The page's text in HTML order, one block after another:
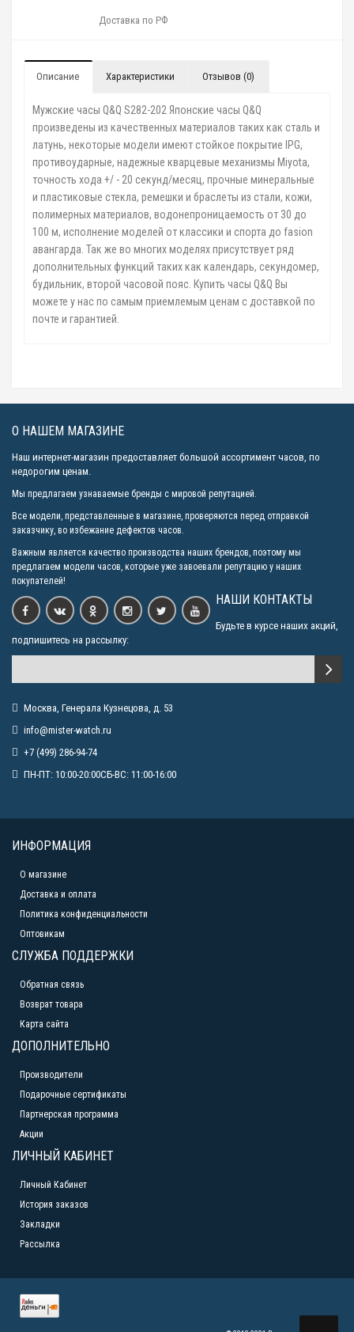
Доставка по РФ
Описание Характеристики Отзывов (0)
Мужские часы Q&Q S282-202 Японские часы Q&Q
произведены из качественных материалов таких как сталь и
латунь, некоторые модели имеют стойкое покрытие IPG,
противоударные, надежные кварцевые механизмы Miyota,
точность хода +/ - 20 секунд/месяц, прочные минеральные
и пластиковые стекла, ремешки и браслеты из стали, кожи,
полимерных материалов, водонепроницаемость от 30 до
100 м, исполнение моделей от классики и спорта до fasion
авангарда. Так же во многих моделях присутствует ряд
дополнительных функций таких как календарь, секундомер,
будильник, второй часовой пояс. Купить часы Q&Q Вы
можете у нас по самым приемлемым ценам с доставкой по
почте и гарантией.
О НАШЕМ МАГАЗИНЕ
Наш интернет-магазин предоставляет большой ассортимент часов, по
недорогим ценам.
Мы предлагаем узнаваемые бренды с мировой репутацией.
Все модели, представленные в магазине, проверяются перед отправкой
заказчику, во избежание дефектов часов.
Важным является качество производства наших брендов, поэтому мы
предлагаем модели часов, которые уже завоевали репутацию у наших
покупателей!
НАШИ КОНТАКТЫ
Будьте в курсе наших акций,
подпишитесь на рассылку:
Москва, Генерала Кузнецова, д. 53
info@mister-watch.ru
+7 (499) 286-94-74
ПН-ПТ: 10:00-20:00СБ-ВС: 11:00-16:00
ИНФОРМАЦИЯ
О магазине
Доставка и оплата
Политика конфиденциальности
Оптовикам
СЛУЖБА ПОДДЕРЖКИ
Обратная связь
Возврат товара
Карта сайта
ДОПОЛНИТЕЛЬНО
Производители
Подарочные сертификаты
Партнерская программа
Акции
ЛИЧНЫЙ КАБИНЕТ
Личный Кабинет
История заказов
Закладки
Рассылка